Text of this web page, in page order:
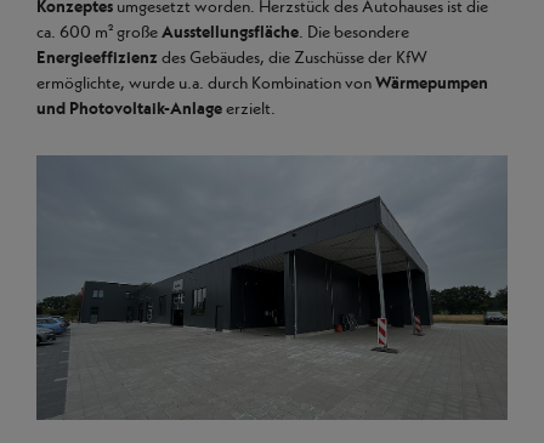
Konzeptes umgesetzt worden. Herzstück des Autohauses ist die
ca. 600 m² großeAusstellungsfläche. Die besondere
Energieeffizienz des Gebäudes, die Zuschüsse der KfW
ermöglichte, wurde u.a. durch Kombination vonWärmepumpen
und Photovoltaik-Anlageerzielt.